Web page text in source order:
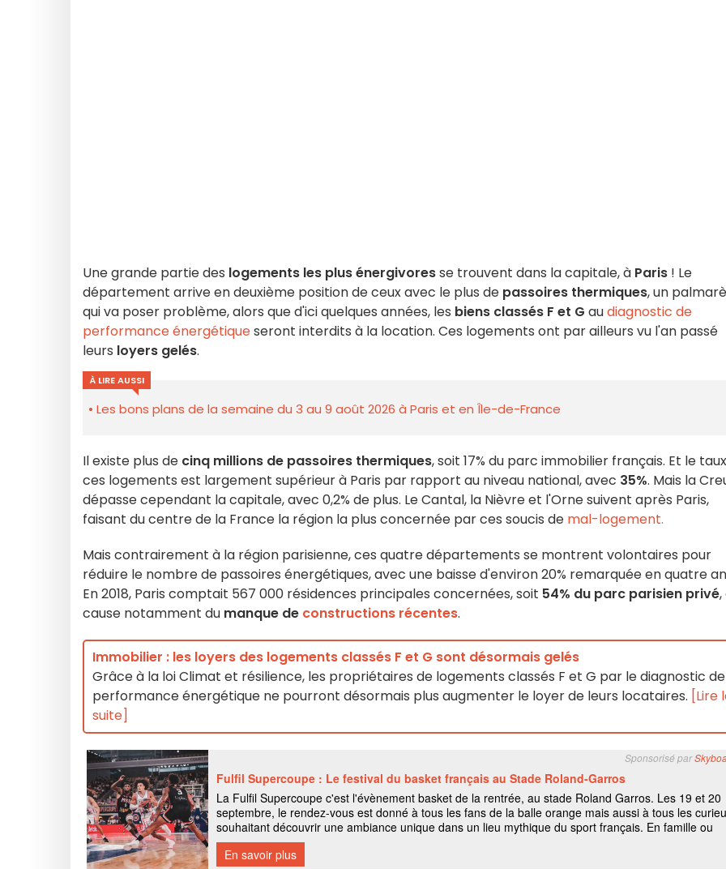
Une grande partie des logements les plus énergivoresse trouvent dans la capitale, à Paris ! Le
département arrive en deuxième position de ceux avec le plus de passoires thermiques, un
qui va poser problème, alors que d'ici quelques années, les biens classés F et G audiagnostic de
performance énergétiqueseront interdits à la location. Ces logements ont par ailleurs vu l'an passé
leurs loyers gelés.
À LIRE AUSSI
Les bons plans de la semaine du 3 au 9 août 2026 à Paris et en Île-de-France
Il existe plus de cinq millions de passoires thermiques, soit 17% du parc immobilier français. Et le
ces logements est largement supérieur à Paris par rapport au niveau national, avec 35%. Mais la
dépasse cependant la capitale, avec 0,2% de plus. Le Cantal, la Nièvre et l'Orne suivent après Paris,
faisant du centre de la France la région la plus concernée par ces soucis de mal-logement.
Mais contrairement à la région parisienne, ces quatre départements se montrent volontaires pour
réduire le nombre de passoires énergétiques, avec une baisse d'environ 20% remarquée en quatre
En 2018, Paris comptait 567 000 résidences principales concernées, soit 54% du parc parisien privé,
cause notamment du manque de constructions récentes.
Immobilier : les loyers des logements classés F et G sont désormais gelés
Grâce à la loi Climat et résilience, les propriétaires de logements classés F et G par le diagnostic de
performance énergétique ne pourront désormais plus augmenter le loyer de leurs locataires. [Lire
suite]